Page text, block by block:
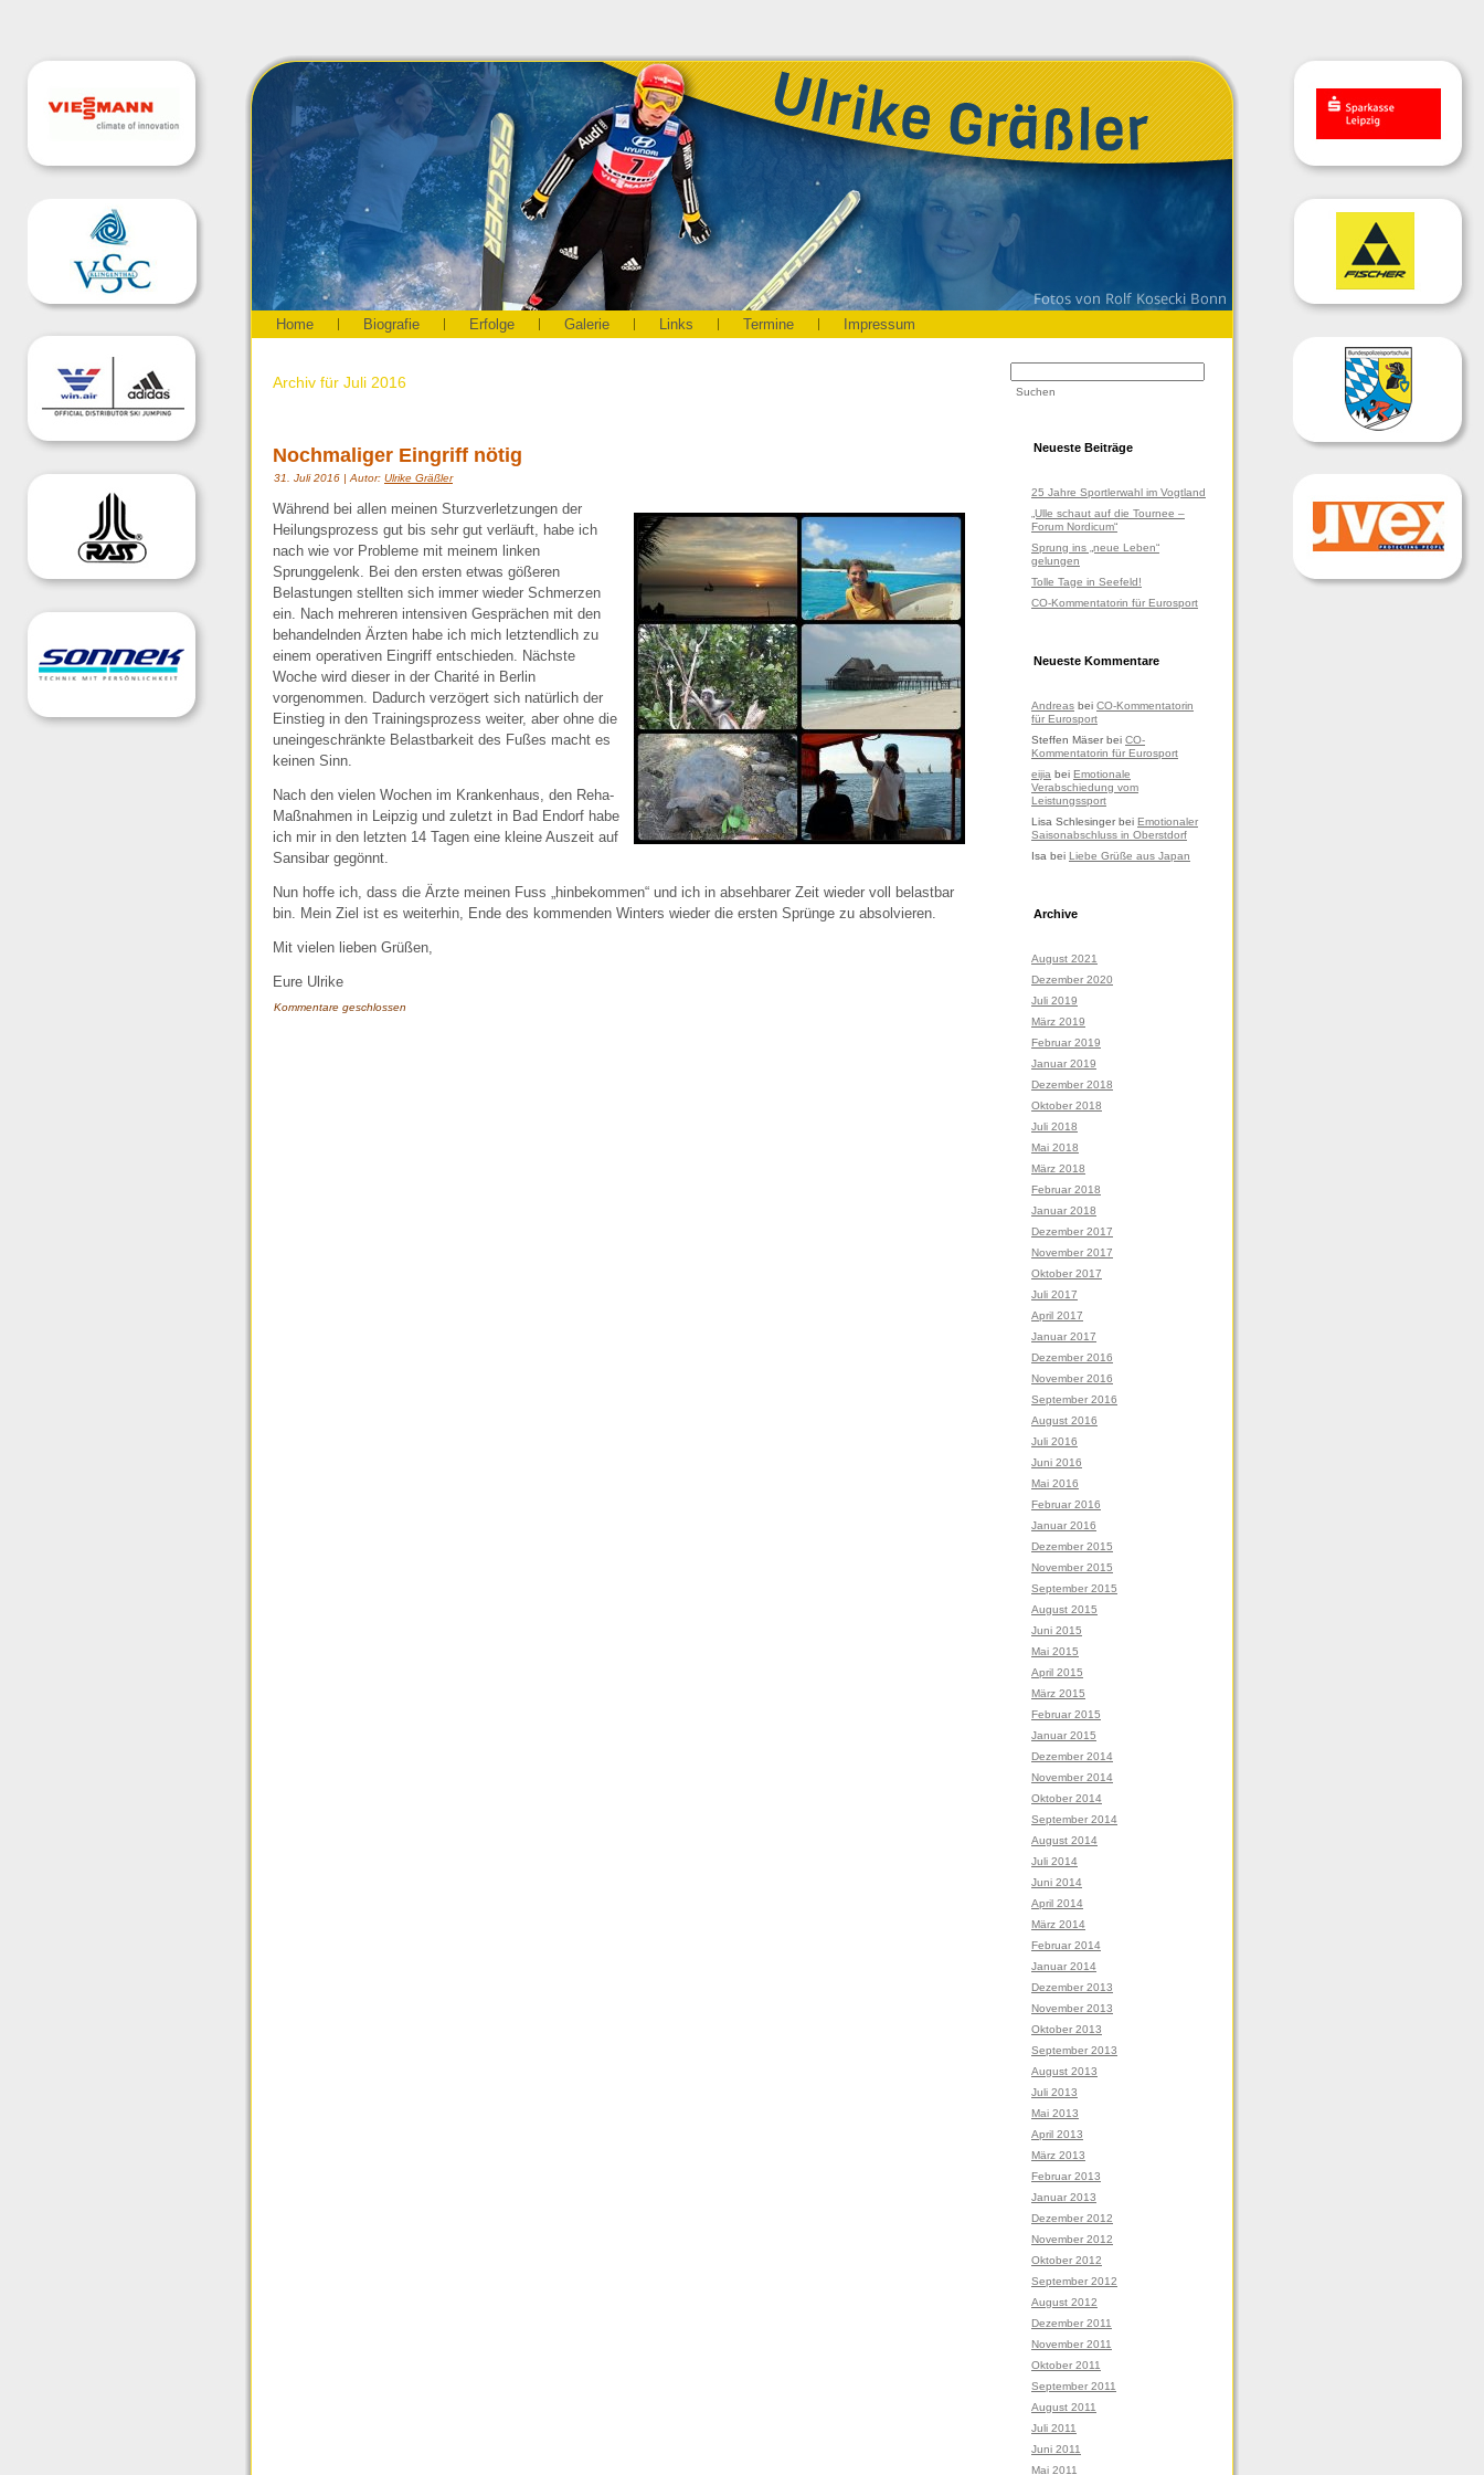
Home Biografie Erfolge Galerie Links Termine Impressum
Archiv für Juli 2016
Nochmaliger Eingriff nötig
31. Juli 2016 | Autor: Ulrike Gräßler
Während bei allen meinen Sturzverletzungen der
Heilungsprozess gut bis sehr gut verläuft, habe ich
nach wie vor Probleme mit meinem linken
Sprunggelenk. Bei den ersten etwas gößeren
Belastungen stellten sich immer wieder Schmerzen
ein. Nach mehreren intensiven Gesprächen mit den
behandelnden Ärzten habe ich mich letztendlich zu
einem operativen Eingriff entschieden. Nächste
Woche wird dieser in der Charité in Berlin
vorgenommen. Dadurch verzögert sich natürlich der
Einstieg in den Trainingsprozess weiter, aber ohne die
uneingeschränkte Belastbarkeit des Fußes macht es
keinen Sinn.
Nach den vielen Wochen im Krankenhaus, den Reha-
Maßnahmen in Leipzig und zuletzt in Bad Endorf habe
ich mir in den letzten 14 Tagen eine kleine Auszeit auf
Sansibar gegönnt.
Nun hoffe ich, dass die Ärzte meinen Fuss „hinbekommen“ und ich in absehbarer Zeit wieder voll belastbar
bin. Mein Ziel ist es weiterhin, Ende des kommenden Winters wieder die ersten Sprünge zu absolvieren.
Mit vielen lieben Grüßen,
Eure Ulrike
Kommentare geschlossen
Neueste Beiträge
25 Jahre Sportlerwahl im Vogtland
„Ulle schaut auf die Tournee –
Forum Nordicum“
Sprung ins „neue Leben“
gelungen
Tolle Tage in Seefeld!
CO-Kommentatorin für Eurosport
Neueste Kommentare
Andreas bei CO-Kommentatorin
für Eurosport
Steffen Mäserbei CO-
Kommentatorin für Eurosport
eijia bei Emotionale
Verabschiedung vom
Leistungssport
Lisa Schlesingerbei Emotionaler
Saisonabschluss in Oberstdorf
Isa bei Liebe Grüße aus Japan
Archive
August 2021
Dezember 2020
Juli 2019
März 2019
Februar 2019
Januar 2019
Dezember 2018
Oktober 2018
Juli 2018
Mai 2018
März 2018
Februar 2018
Januar 2018
Dezember 2017
November 2017
Oktober 2017
Juli 2017
April 2017
Januar 2017
Dezember 2016
November 2016
September 2016
August 2016
Juli 2016
Juni 2016
Mai 2016
Februar 2016
Januar 2016
Dezember 2015
November 2015
September 2015
August 2015
Juni 2015
Mai 2015
April 2015
März 2015
Februar 2015
Januar 2015
Dezember 2014
November 2014
Oktober 2014
September 2014
August 2014
Juli 2014
Juni 2014
April 2014
März 2014
Februar 2014
Januar 2014
Dezember 2013
November 2013
Oktober 2013
September 2013
August 2013
Juli 2013
Mai 2013
April 2013
März 2013
Februar 2013
Januar 2013
Dezember 2012
November 2012
Oktober 2012
September 2012
August 2012
Dezember 2011
November 2011
Oktober 2011
September 2011
August 2011
Juli 2011
Juni 2011
Mai 2011